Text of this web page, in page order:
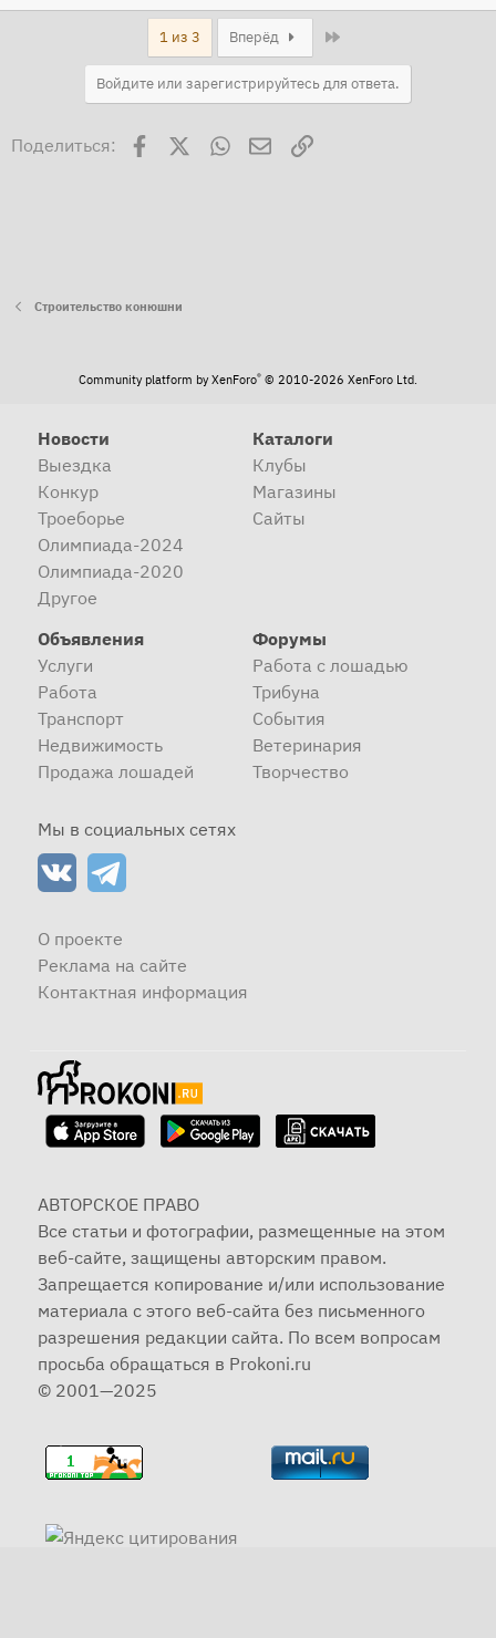
1 из 3 Вперёд
Войдите или зарегистрируйтесь для ответа.
Поделиться: Facebook WhatsAppЭлектронная почта
Ссылка
Строительство конюшни
Community platform by XenForo® © 2010-2026 XenForo Ltd.
Новости
Выездка
Конкур
Троеборье
Олимпиада-2024
Олимпиада-2020
Другое
Каталоги
Клубы
Магазины
Сайты
Объявления
Услуги
Работа
Транспорт
Недвижимость
Продажа лошадей
Форумы
Работа с лошадью
Трибуна
События
Ветеринария
Творчество
Мы в социальных сетях
О проекте
Реклама на сайте
Контактная информация
АВТОРСКОЕ ПРАВО
Все статьи и фотографии, размещенные на этом
веб-сайте, защищены авторским правом.
Запрещается копирование и/или использование
материала с этого веб-сайта без письменного
разрешения редакции сайта. По всем вопросам
просьба обращаться в Prokoni.ru
© 2001—2025